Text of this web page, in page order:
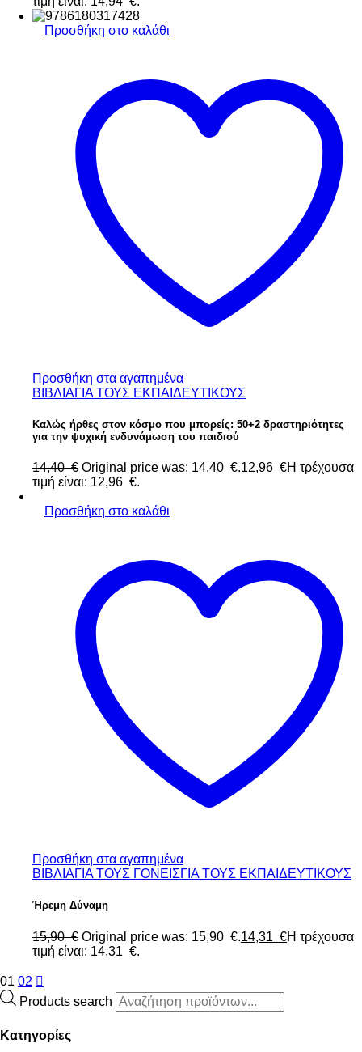
Προσθήκη στο καλάθι
Προσθήκη στα αγαπημένα
ΒΙΒΛΙΑΓΙΑ ΤΟΥΣ ΕΚΠΑΙΔΕΥΤΙΚΟΥΣ
Καλώς ήρθες στον κόσμο που μπορείς: 50+2 δραστηριότητες
για την ψυχική ενδυνάμωση του παιδιού
14,40 € Original price was: 14,40 €.12,96 €Η τρέχουσα
τιμή είναι: 12,96 €.
Προσθήκη στο καλάθι
Προσθήκη στα αγαπημένα
ΒΙΒΛΙΑΓΙΑ ΤΟΥΣ ΓΟΝΕΙΣΓΙΑ ΤΟΥΣ ΕΚΠΑΙΔΕΥΤΙΚΟΥΣ
Ήρεμη Δύναμη
15,90 € Original price was: 15,90 €.14,31 €Η τρέχουσα
τιμή είναι: 14,31 €.
01 02
Products search
Κατηγορίες